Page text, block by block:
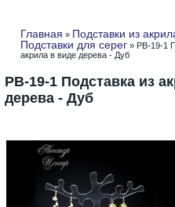
Главная » Подставки из
Подставки для серег » PB-19-1
акрила в виде дерева - Дуб
PB-19-1 Подставка из
дерева - Дуб